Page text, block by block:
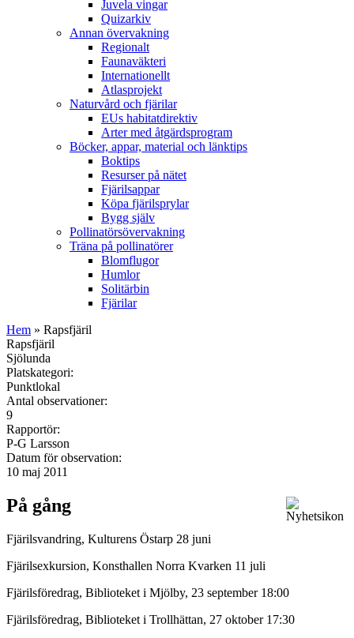
Juvela vingar
Quizarkiv
Annan övervakning
Regionalt
Faunaväkteri
Internationellt
Atlasprojekt
Naturvård och fjärilar
EUs habitatdirektiv
Arter med åtgärdsprogram
Böcker, appar, material och länktips
Boktips
Resurser på nätet
Fjärilsappar
Köpa fjärilsprylar
Bygg själv
Pollinatörsövervakning
Träna på pollinatörer
Blomflugor
Humlor
Solitärbin
Fjärilar
Hem » Rapsfjäril
Rapsfjäril
Sjölunda
Platskategori:
Punktlokal
Antal observationer:
9
Rapportör:
P-G Larsson
Datum för observation:
10 maj 2011
På gång
Fjärilsvandring, Kulturens Östarp 28 juni
Fjärilsexkursion, Konsthallen Norra Kvarken 11 juli
Fjärilsföredrag, Biblioteket i Mjölby, 23 september 18:00
Fjärilsföredrag, Biblioteket i Trollhättan, 27 oktober 17:30